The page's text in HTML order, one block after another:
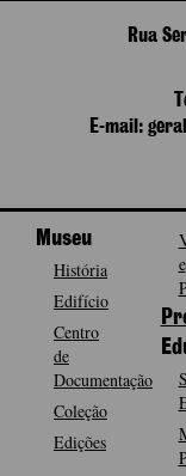
Rua
E-mail:
Museu
História
Edifício
Centro
de
Documentação
Coleção
Edições
e